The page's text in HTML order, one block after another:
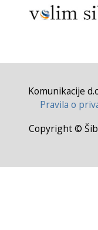
Komunikacije
Pravila o
Copyright ©